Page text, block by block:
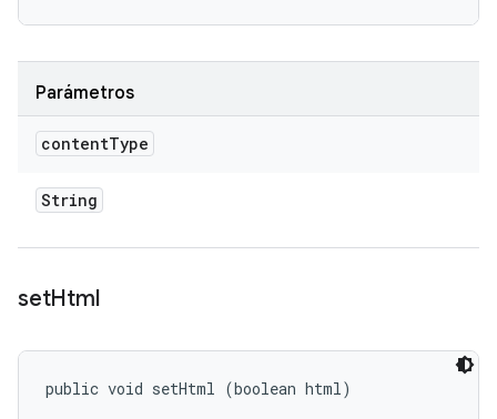
Parámetros
contentType
String
setHtml
public void setHtml (boolean html)